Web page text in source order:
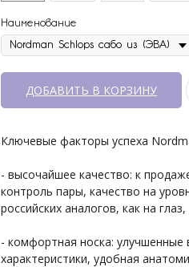
Наименование
ДОБАВИТЬ В КОРЗИНУ
Ключевые факторы успеха
- высочайшее качество: к
контроль пары, качество на
российских аналогов, как на
- комфортная носка: улучшенные
характеристики, удобная